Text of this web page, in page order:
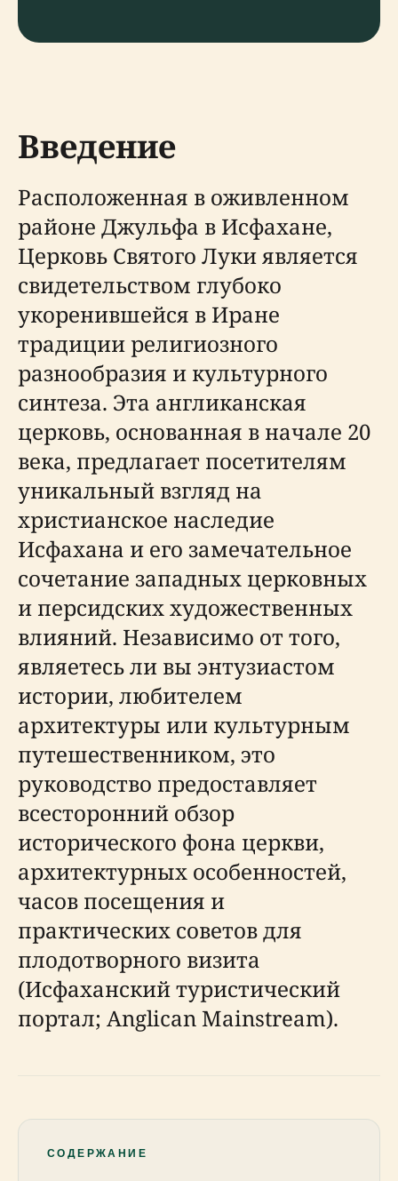
Введение
Расположенная в оживленном
районе Джульфа в Исфахане,
Церковь Святого Луки является
свидетельством глубоко
укоренившейся в Иране
традиции религиозного
разнообразия и культурного
синтеза. Эта англиканская
церковь, основанная в начале 20
века, предлагает посетителям
уникальный взгляд на
христианское наследие
Исфахана и его замечательное
сочетание западных церковных
и персидских художественных
влияний. Независимо от того,
являетесь ли вы энтузиастом
истории, любителем
архитектуры или культурным
путешественником, это
руководство предоставляет
всесторонний обзор
исторического фона церкви,
архитектурных особенностей,
часов посещения и
практических советов для
плодотворного визита
(Исфаханский туристический
портал; Anglican Mainstream).
СОДЕРЖАНИЕ